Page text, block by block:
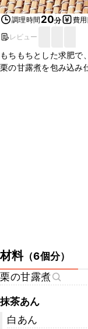
調理時間 20分 費
レビュー
もちもちとした求肥で
栗の甘露煮を包み込み
すので、とてもお手
材料（6個分）
栗の甘露煮
抹茶あん
白あん